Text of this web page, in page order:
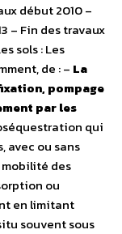
début 2010 –
– Fin des travaux
sols : Les
de : – La
pompage
par les
qui
avec ou sans
des
ou
en limitant
souvent sous